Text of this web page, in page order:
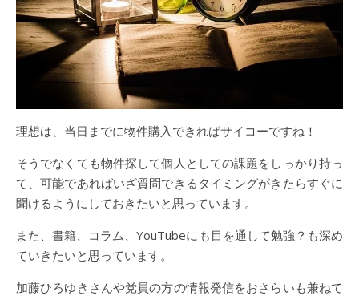
理想は、当日までに物件購入できればサイコーですね！
そうでなくても物件探して個人としての課題をしっかり持っ
て、可能であればいざ質問できるタイミングがきたらすぐに
聞けるようにしておきたいと思っています。
また、書籍、コラム、YouTubeにも目を通して勉強？も深め
ていきたいと思っています。
加藤ひろゆきさんや党員の方の情報発信をおさらいも兼ねて